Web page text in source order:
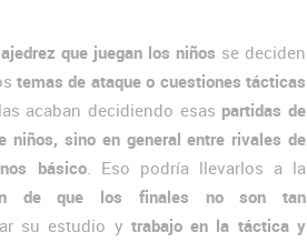
ajedrez que juegan los niños se deciden
temas de ataque o cuestiones tácticas
acaban decidiendo esas partidas de
niños, sino en general entre rivales de
básico. Eso podría llevarlos a la
de que los finales no son tan
su estudio y trabajo en la táctica y